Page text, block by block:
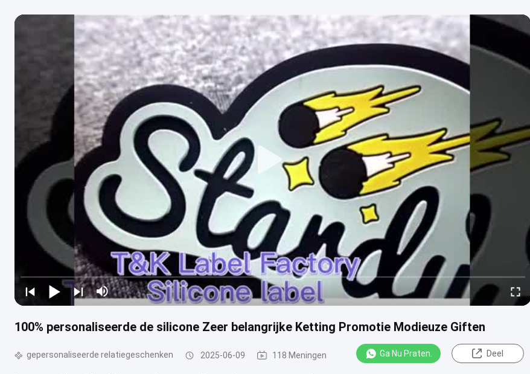
100% personaliseerde de silicone Zeer belangrijke Ketting Promotie Modieuze Giften
gepersonaliseerde relatiegeschenken 2025-06-09 118 Meningen Ga Nu Praten. Deel